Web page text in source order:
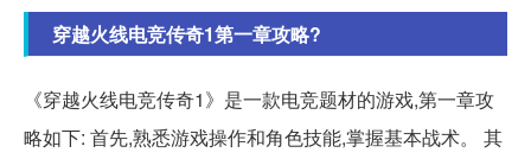
穿越火线电竞传奇1第一章攻略?
《穿越火线电竞传奇1》是一款电竞题材的游戏,第一章攻
略如下: 首先,熟悉游戏操作和角色技能,掌握基本战术。 其